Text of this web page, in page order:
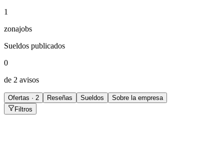
1
zonajobs
Sueldos publicados
0
de 2 avisos
Ofertas · 2 Reseñas Sueldos
Sobre la empresa
Filtros